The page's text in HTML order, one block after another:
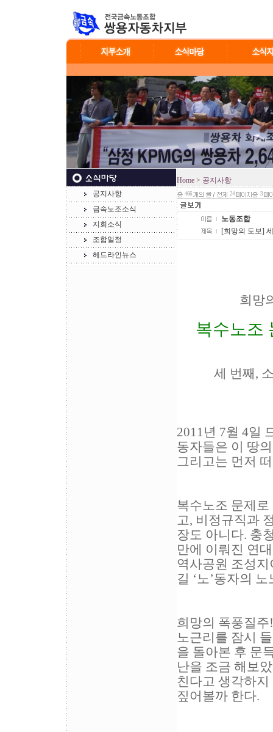
공지사항
금속노조소식
지회소식
조합일정
헤드라인뉴스
Home > 공지사항
466 24 3
노동조합
[희망의 도보]
희망
복수노조
세 번째,
2011년 7월 4일
동자들은 이 땅
그리고는 먼저
복수노조 문제
고, 비정규직과
장도 아니다. 충
만에 이뤄진 연
역사공원 조성지
길 ‘노’동자의
희망의 폭풍질
노근리를 잠시
을 돌아본 후 문
난을 조금 해보
친다고 생각하
짚어볼까 한다.